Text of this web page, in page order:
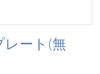
レート(無